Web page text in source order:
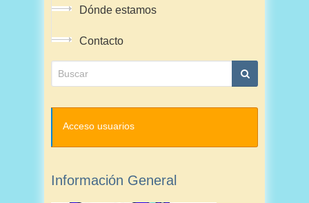
Dónde estamos
Contacto
Acceso usuarios
Información General